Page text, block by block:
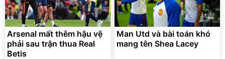
Arsenal mất thêm hậu vệ
phải sau trận thua Real
Betis
Man Utd và bài toán khó
mang tên Shea Lacey